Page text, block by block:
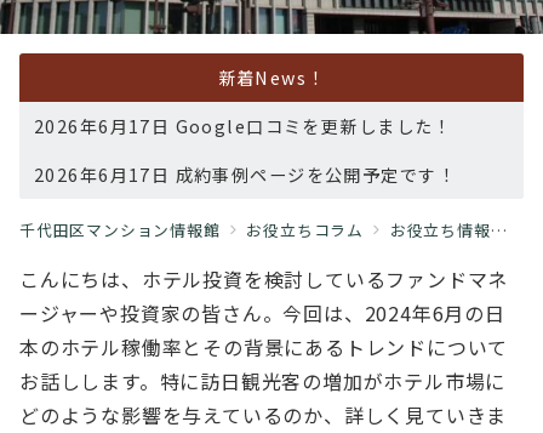
新着News！
2026年6月17日 Google口コミを更新しました！
2026年6月17日 成約事例ページを公開予定です！
千代田区マンション情報館 お役立ちコラム お役立ち情報
こんにちは、ホテル投資を検討しているファンドマネ
ージャーや投資家の皆さん。今回は、2024年6月の日
本のホテル稼働率とその背景にあるトレンドについて
お話しします。特に訪日観光客の増加がホテル市場に
どのような影響を与えているのか、詳しく見ていきま